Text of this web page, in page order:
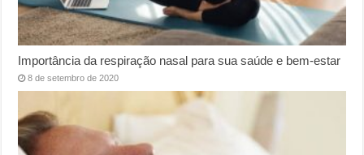
Importância da respiração nasal para sua saúde e bem-estar
8 de setembro de 2020